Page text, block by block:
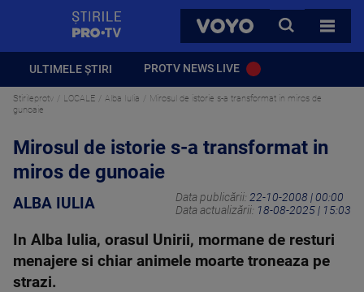
VOYO
CAUTA
TOATE
ULTIMELE ȘTIRI PROTV NEWS LIVE
Stirileprotv LOCALE Alba Iulia
Mirosul de istorie s-a transformat in miros de
gunoaie
Mirosul de istorie s-a transformat in
miros de gunoaie
ALBA IULIA Data publicării: 22-10-2008 | 00:00
Data actualizării: 18-08-2025 | 15:03
In Alba Iulia, orasul Unirii, mormane de resturi
menajere si chiar animele moarte troneaza pe
strazi.